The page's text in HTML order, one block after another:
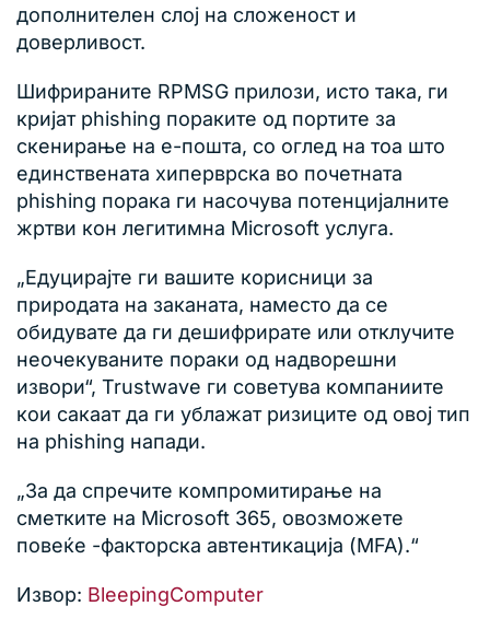
дополнителен слој на сложеност и
доверливост.
Шифрираните RPMSG прилози, исто така, ги
кријат phishing пораките од портите за
скенирање на е-пошта, со оглед на тоа што
единствената хиперврска во почетната
phishing порака ги насочува потенцијалните
жртви кон легитимна Microsoft услуга.
„Едуцирајте ги вашите корисници за
природата на заканата, наместо да се
обидувате да ги дешифрирате или отклучите
неочекуваните пораки од надворешни
извори“, Trustwave ги советува компаниите
кои сакаат да ги ублажат ризиците од овој тип
на phishing напади.
„За да спречите компромитирање на
сметките на Microsoft 365, овозможете
повеќе -факторска автентикација (MFA).“
Извор: BleepingComputer